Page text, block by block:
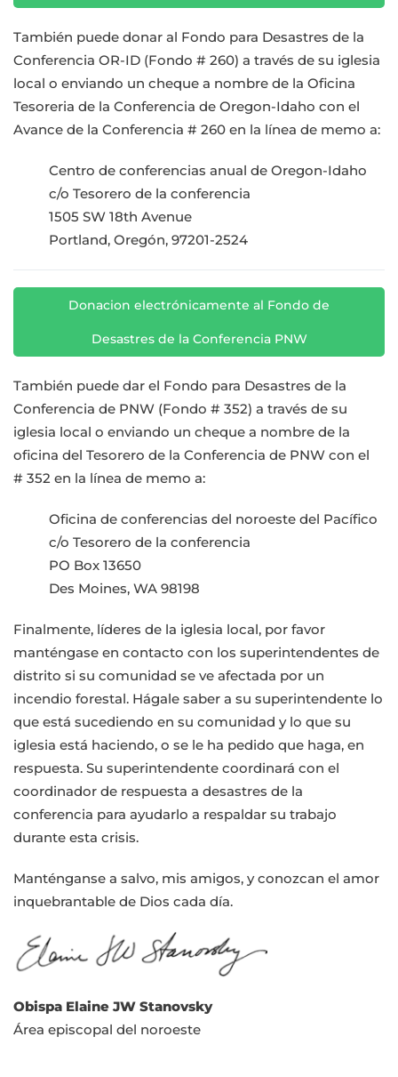
También puede donar al Fondo para Desastres de la
Conferencia OR-ID (Fondo # 260) a través de su iglesia
local o enviando un cheque a nombre de la Oficina
Tesoreria de la Conferencia de Oregon-Idaho con el
Avance de la Conferencia # 260 en la línea de memo a:
Centro de conferencias anual de Oregon-Idaho
c/o Tesorero de la conferencia
1505 SW 18th Avenue
Portland, Oregón, 97201-2524
Donacion electrónicamente al Fondo de
Desastres de la Conferencia PNW
También puede dar el Fondo para Desastres de la
Conferencia de PNW (Fondo # 352) a través de su
iglesia local o enviando un cheque a nombre de la
oficina del Tesorero de la Conferencia de PNW con el
# 352 en la línea de memo a:
Oficina de conferencias del noroeste del Pacífico
c/o Tesorero de la conferencia
PO Box 13650
Des Moines, WA 98198
Finalmente, líderes de la iglesia local, por favor
manténgase en contacto con los superintendentes de
distrito si su comunidad se ve afectada por un
incendio forestal. Hágale saber a su superintendente lo
que está sucediendo en su comunidad y lo que su
iglesia está haciendo, o se le ha pedido que haga, en
respuesta. Su superintendente coordinará con el
coordinador de respuesta a desastres de la
conferencia para ayudarlo a respaldar su trabajo
durante esta crisis.
Manténganse a salvo, mis amigos, y conozcan el amor
inquebrantable de Dios cada día.
Obispa Elaine JW Stanovsky
Área episcopal del noroeste